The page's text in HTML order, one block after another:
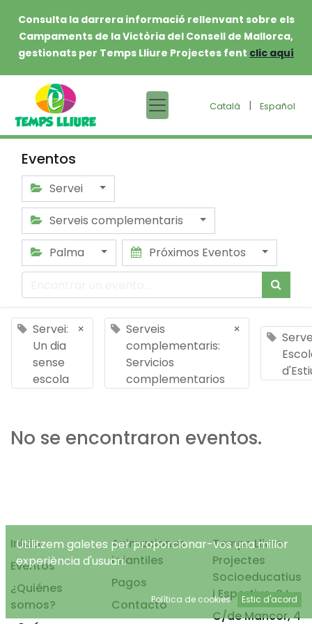
Consulta la darrera informació rellenvant sobre els
Campaments de la Victòria del Consell de Mallorca,
gestionats per Temps Lliure Projectes fent clic aquí
Català | Español
Eventos
Servei
Serveis complementaris
Palma
Próximos Eventos
Servei:
Un dia
sense
escola
×
Serveis
complementaris:
Servicios
complementarios
×
No se encontraron eventos.
Inicio
Eventos
¿Quiénes
somos?
Animaciones
infantiles
Pagos
Contacto
Temps Lliure
Projectes
Socioeducatius
i Esportius, S.L.
C/de Mancor, 4
Utilitzem galetes per proporcionar-vos una millor
experiència d'usuari.
Política de cookies Estic d'acord